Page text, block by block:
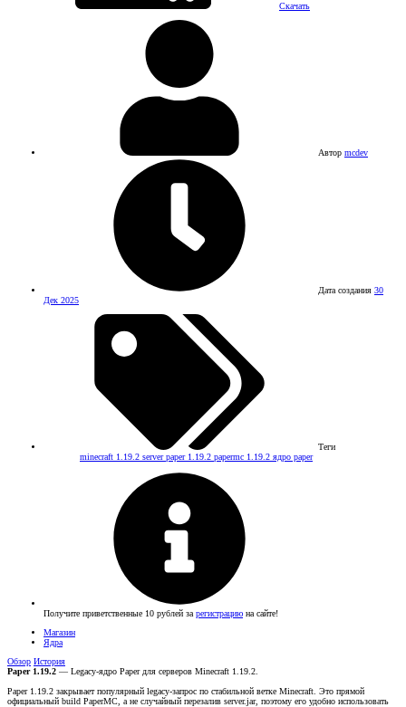
Скачать
Автор mcdev
Дата создания 30
Дек 2025
Теги
minecraft 1.19.2 serverpaper 1.19.2 papermc 1.19.2 ядро paper
Получите приветственные 10 рублей за регистрацию на сайте!
Магазин
Ядра
Обзор История
Paper 1.19.2 — Legacy-ядро Paper для серверов Minecraft 1.19.2.
Paper 1.19.2 закрывает популярный legacy-запрос по стабильной ветке Minecraft. Это прямой
официальный build PaperMC, а не случайный перезалив server.jar, поэтому его удобно использовать